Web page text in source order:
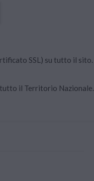
SSL) su tutto il sito.
il Territorio Nazionale.